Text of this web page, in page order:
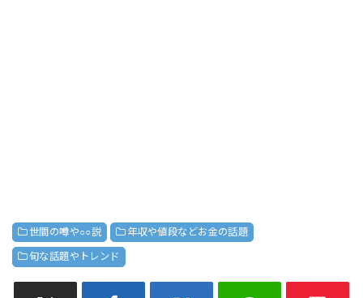
世間の噂や○○説 年収や値段などお金の話題
旬な話題やトレンド